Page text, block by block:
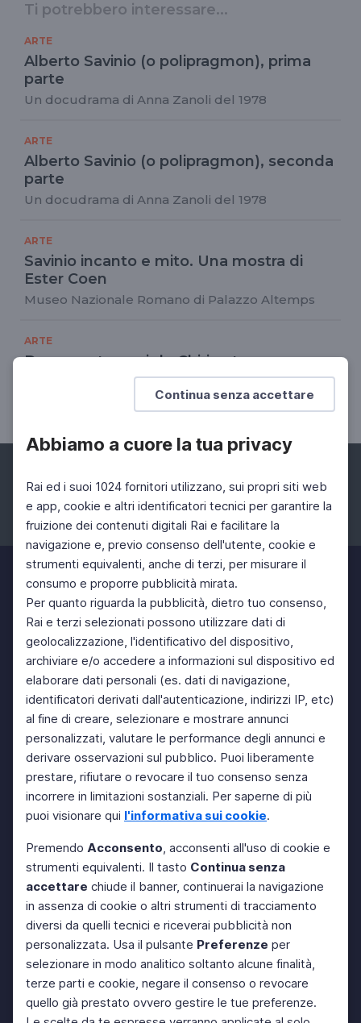
Continua senza accettare
Abbiamo a cuore la tua privacy
Rai ed i suoi 1024 fornitori utilizzano, sui propri siti web
e app, cookie e altri identificatori tecnici per garantire la
fruizione dei contenuti digitali Rai e facilitare la
navigazione e, previo consenso dell'utente, cookie e
strumenti equivalenti, anche di terzi, per misurare il
consumo e proporre pubblicità mirata.
Per quanto riguarda la pubblicità, dietro tuo consenso,
Rai e terzi selezionati possono utilizzare dati di
geolocalizzazione, l'identificativo del dispositivo,
archiviare e/o accedere a informazioni sul dispositivo ed
elaborare dati personali (es. dati di navigazione,
identificatori derivati dall'autenticazione, indirizzi IP, etc)
al fine di creare, selezionare e mostrare annunci
personalizzati, valutare le performance degli annunci e
derivare osservazioni sul pubblico. Puoi liberamente
prestare, rifiutare o revocare il tuo consenso senza
incorrere in limitazioni sostanziali. Per saperne di più
puoi visionare qui l'informativa sui cookie.
Premendo Acconsento, acconsenti all'uso di cookie e
strumenti equivalenti. Il tasto Continua senza
accettare chiude il banner, continuerai la navigazione
in assenza di cookie o altri strumenti di tracciamento
diversi da quelli tecnici e riceverai pubblicità non
personalizzata. Usa il pulsante Preferenze per
selezionare in modo analitico soltanto alcune finalità,
terze parti e cookie, negare il consenso o revocare
quello già prestato ovvero gestire le tue preferenze.
Ti potrebbero interessare...
ARTE
Alberto Savinio (o polipragmon), prima
parte
Un docudrama di Anna Zanoli del 1978
ARTE
Alberto Savinio (o polipragmon), seconda
parte
Un docudrama di Anna Zanoli del 1978
ARTE
Savinio incanto e mito. Una mostra di
Ester Coen
Museo Nazionale Romano di Palazzo Altemps
ARTE
Dopo cento anni de Chirico torna a
Metafisica e Avanguardie
Facebook Instagram Twitter